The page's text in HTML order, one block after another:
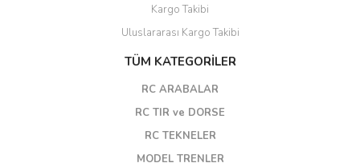
Kargo Takibi
Uluslararası Kargo Takibi
TÜM KATEGORİLER
RC ARABALAR
RC TIR ve DORSE
RC TEKNELER
MODEL TRENLER